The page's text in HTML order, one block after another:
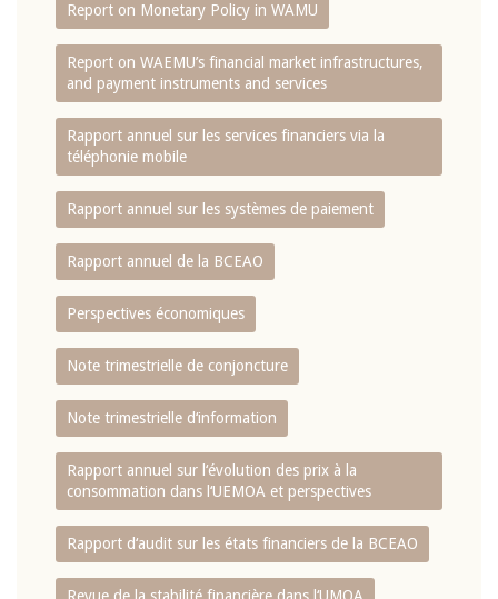
Report on Monetary Policy in WAMU
Report on WAEMU’s financial market infrastructures,
and payment instruments and services
Rapport annuel sur les services financiers via la
téléphonie mobile
Rapport annuel sur les systèmes de paiement
Rapport annuel de la BCEAO
Perspectives économiques
Note trimestrielle de conjoncture
Note trimestrielle d‘information
Rapport annuel sur l‘évolution des prix à la
consommation dans l‘UEMOA et perspectives
Rapport d‘audit sur les états financiers de la BCEAO